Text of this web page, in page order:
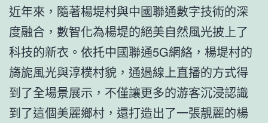
近年來，隨著楊堤村與中國聯通數字技術的深
度融合，數智化為楊堤的絕美自然風光披上了
科技的新衣。依托中國聯通5G網絡，楊堤村的
旖旎風光與淳樸村貌，通過線上直播的方式得
到了全場景展示，不僅讓更多的游客沉浸認識
到了這個美麗鄉村，還打造出了一張靚麗的楊